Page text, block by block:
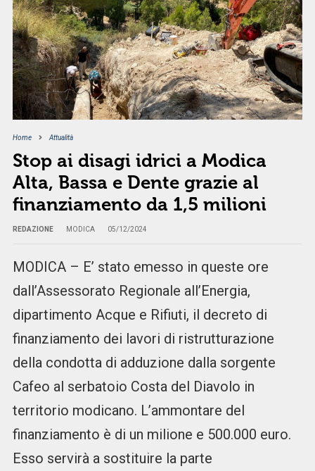
Home Attualità
Stop ai disagi idrici a Modica
Alta, Bassa e Dente grazie al
finanziamento da 1,5 milioni
REDAZIONE MODICA 05/12/2024
MODICA – E’ stato emesso in queste ore
dall’Assessorato Regionale all’Energia,
dipartimento Acque e Rifiuti, il decreto di
finanziamento dei lavori di ristrutturazione
della condotta di adduzione dalla sorgente
Cafeo al serbatoio Costa del Diavolo in
territorio modicano. L’ammontare del
finanziamento è di un milione e 500.000 euro.
Esso servirà a sostituire la parte